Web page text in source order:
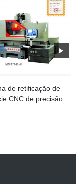
de retificação de
CNC de precisão